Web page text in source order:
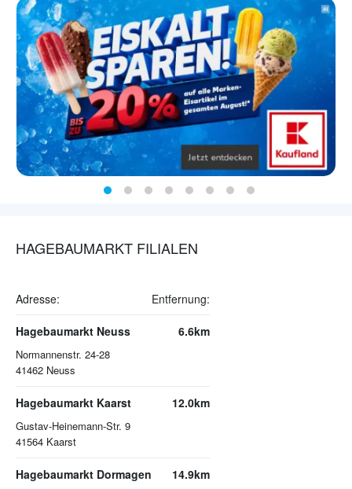
HAGEBAUMARKT FILIALEN
Adresse: Entfernung:
Hagebaumarkt Neuss
Normannenstr. 24-28
41462 Neuss
6.6km
Hagebaumarkt Kaarst
Gustav-Heinemann-Str. 9
41564 Kaarst
12.0km
Hagebaumarkt Dormagen 14.9km